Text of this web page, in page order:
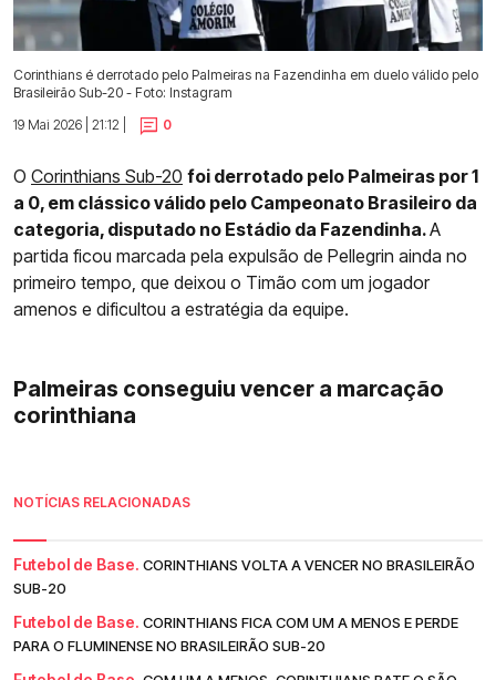
Corinthians é derrotado pelo Palmeiras na Fazendinha em duelo válido pelo
Brasileirão Sub-20 - Foto: Instagram
19 Mai 2026 | 21:12 |
0
O Corinthians Sub-20 foi derrotado pelo Palmeiras por 1
a 0, em clássico válido pelo Campeonato Brasileiro da
categoria, disputado no Estádio da Fazendinha.A
partida ficou marcada pela expulsão de Pellegrin ainda no
primeiro tempo, que deixou o Timão com um jogador
amenos e dificultou a estratégia da equipe.
Palmeiras conseguiu vencer a marcação
corinthiana
NOTÍCIAS RELACIONADAS
Futebol de Base. CORINTHIANS VOLTA A VENCER NO BRASILEIRÃO
SUB-20
Futebol de Base. CORINTHIANS FICA COM UM A MENOS E PERDE
PARA O FLUMINENSE NO BRASILEIRÃO SUB-20